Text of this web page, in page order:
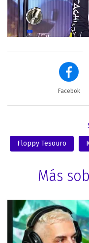
Facebok
Floppy Tesouro
Más